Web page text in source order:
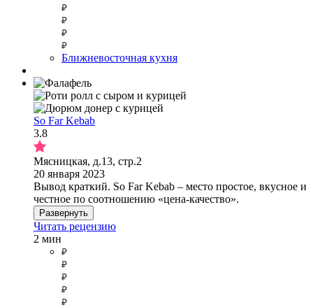
Ближневосточная кухня
So Far Kebab
3.8
Мясницкая, д.13, стр.2
20 января 2023
Вывод краткий. So Far Kebab – место простое, вкусное и
честное по соотношению «цена-качество».
Развернуть
Читать рецензию
2 мин